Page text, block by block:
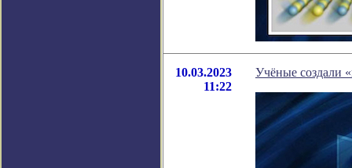
10.03.2023
11:22
Учёные создали